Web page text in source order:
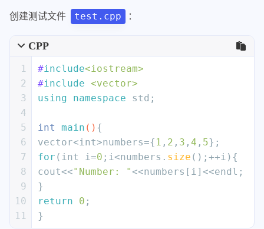
49
51
53
54
55
56
57
58
59
60
61
62
63
AllowShortCaseLabelsOnASingleLine:
AllowShortEnumsOnASingleLine:
false
AllowShortIfStatementsOnASingleLine:
AllowShortLambdasOnASingleLine:
AllowShortLoopsOnASingleLine:
AlwaysBreakAfterReturnType:
AlwaysBreakBeforeMultilineStrings:
AlwaysBreakTemplateDeclarations:
AttributeMacros:
BinPackArguments:
创建测试文件 test.cpp ：
CPP
1
2
3
4
5
6
7
8
9
10
11
#include<iostream>
#include <vector>
using
namespace std;
int main () {
vector<int>numbers={ 1 , 2 , 3 , 4 , 5};
for ( int i=0 ;i<numbers. size ();++i){
cout<<"Number: "<<numbers[i]<<endl;
}
return
0 ;
}